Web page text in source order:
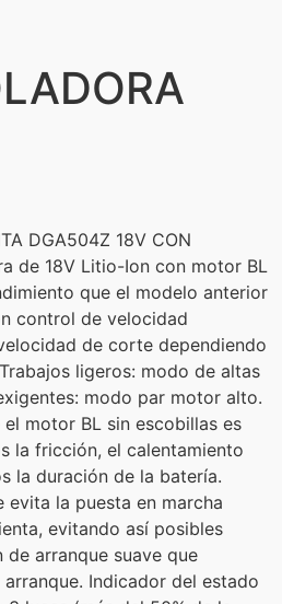
DGA504Z 18V CON
de 18V Litio-Ion con motor BL
que el modelo anterior
control de velocidad
de corte dependiendo
ligeros: modo de altas
modo par motor alto.
motor BL sin escobillas es
la fricción, el calentamiento
la duración de la batería.
la puesta en marcha
evitando así posibles
arranque suave que
Indicador del estado